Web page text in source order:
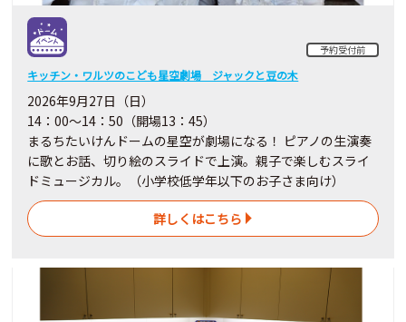
イベントレポート
予約受付前
キッチン・ワルツのこども星空劇場 ジャックと豆の木
2026年9月27日（日）
14：00～14：50（開場13：45）
まるちたいけんドームの星空が劇場になる！ ピアノの⽣演奏
に歌とお話、切り絵のスライドで上演。親⼦で楽しむスライ
ドミュージカル。（⼩学校低学年以下のお⼦さま向け）
詳しくはこちら